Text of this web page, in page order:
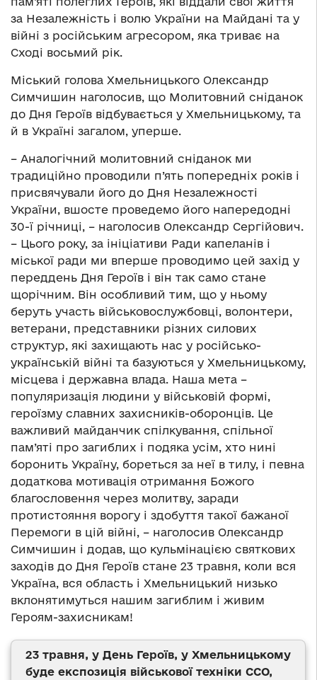
за Незалежність і волю України на Майдані та у
війні з російським агресором, яка триває на
Сході восьмий рік.
Міський голова Хмельницького Олександр
Симчишин наголосив, що Молитовний сніданок
до Дня Героїв відбувається у Хмельницькому, та
й в Україні загалом, уперше.
– Аналогічний молитовний сніданок ми
традиційно проводили п’ять попередніх років і
присвячували його до Дня Незалежності
України, вшосте проведемо його напередодні
30-ї річниці, – наголосив Олександр Сергійович.
– Цього року, за ініціативи Ради капеланів і
міської ради ми вперше проводимо цей захід у
переддень Дня Героїв і він так само стане
щорічним. Він особливий тим, що у ньому
беруть участь військовослужбовці, волонтери,
ветерани, представники різних силових
структур, які захищають нас у російсько-
українській війні та базуються у Хмельницькому,
місцева і державна влада. Наша мета –
популяризація людини у військовій формі,
героїзму славних захисників-оборонців. Це
важливий майданчик спілкування, спільної
пам’яті про загиблих і подяка усім, хто нині
боронить Україну, бореться за неї в тилу, і певна
додаткова мотивація отримання Божого
благословення через молитву, заради
протистояння ворогу і здобуття такої бажаної
Перемоги в цій війні, – наголосив Олександр
Симчишин і додав, що кульмінацією святкових
заходів до Дня Героїв стане 23 травня, коли вся
Україна, вся область і Хмельницький низько
вклонятимуться нашим загиблим і живим
Героям-захисникам!
23 травня, у День Героїв, у Хмельницькому
буде експозиція військової техніки ССО,